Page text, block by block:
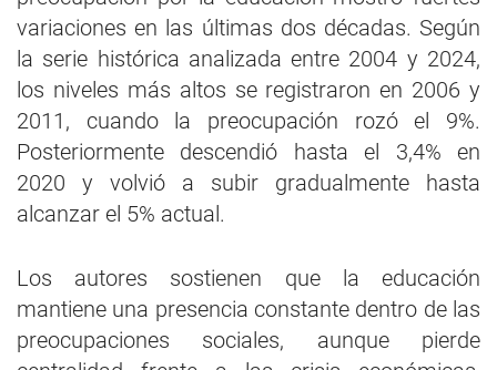
variaciones en las últimas dos décadas. Según
la serie histórica analizada entre 2004 y 2024,
los niveles más altos se registraron en 2006 y
2011, cuando la preocupación rozó el 9%.
Posteriormente descendió hasta el 3,4% en
2020 y volvió a subir gradualmente hasta
alcanzar el 5% actual.
Los autores sostienen que la educación
mantiene una presencia constante dentro de las
preocupaciones sociales, aunque pierde